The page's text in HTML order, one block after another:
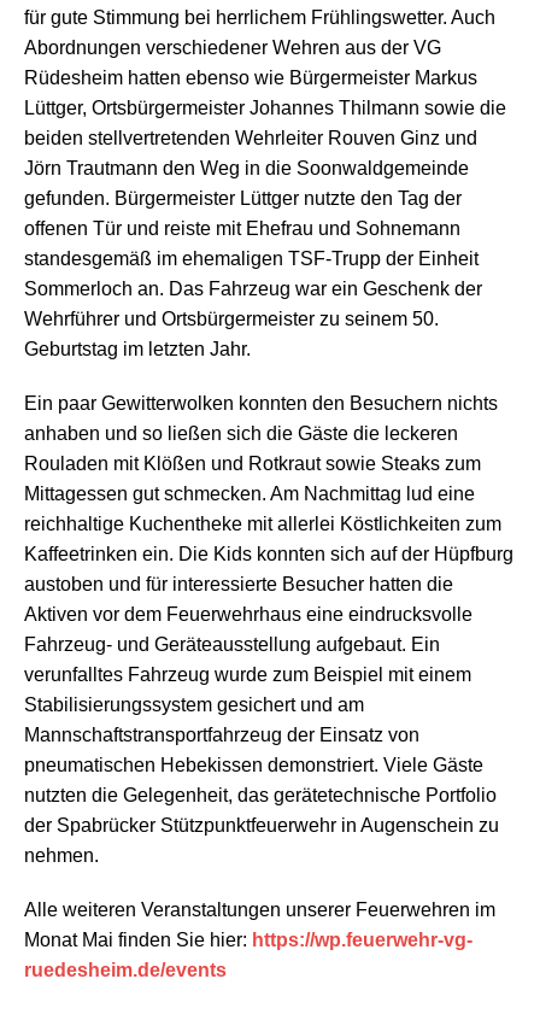
für gute Stimmung bei herrlichem Frühlingswetter. Auch
Abordnungen verschiedener Wehren aus der VG
Rüdesheim hatten ebenso wie Bürgermeister Markus
Lüttger, Ortsbürgermeister Johannes Thilmann sowie die
beiden stellvertretenden Wehrleiter Rouven Ginz und
Jörn Trautmann den Weg in die Soonwaldgemeinde
gefunden. Bürgermeister Lüttger nutzte den Tag der
offenen Tür und reiste mit Ehefrau und Sohnemann
standesgemäß im ehemaligen TSF-Trupp der Einheit
Sommerloch an. Das Fahrzeug war ein Geschenk der
Wehrführer und Ortsbürgermeister zu seinem 50.
Geburtstag im letzten Jahr.
Ein paar Gewitterwolken konnten den Besuchern nichts
anhaben und so ließen sich die Gäste die leckeren
Rouladen mit Klößen und Rotkraut sowie Steaks zum
Mittagessen gut schmecken. Am Nachmittag lud eine
reichhaltige Kuchentheke mit allerlei Köstlichkeiten zum
Kaffeetrinken ein. Die Kids konnten sich auf der Hüpfburg
austoben und für interessierte Besucher hatten die
Aktiven vor dem Feuerwehrhaus eine eindrucksvolle
Fahrzeug- und Geräteausstellung aufgebaut. Ein
verunfalltes Fahrzeug wurde zum Beispiel mit einem
Stabilisierungssystem gesichert und am
Mannschaftstransportfahrzeug der Einsatz von
pneumatischen Hebekissen demonstriert. Viele Gäste
nutzten die Gelegenheit, das gerätetechnische Portfolio
der Spabrücker Stützpunktfeuerwehr in Augenschein zu
nehmen.
Alle weiteren Veranstaltungen unserer Feuerwehren im
Monat Mai finden Sie hier: https://wp.feuerwehr-vg-
ruedesheim.de/events